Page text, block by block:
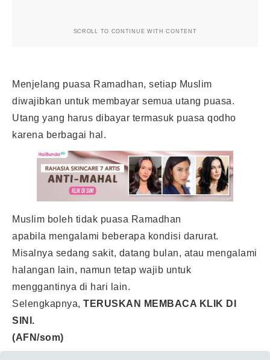
SCROLL TO CONTINUE WITH CONTENT
Menjelang puasa Ramadhan, setiap Muslim
diwajibkan untuk membayar semua utang puasa.
Utang yang harus dibayar termasuk puasa qodho
karena berbagai hal.
Muslim boleh tidak puasa Ramadhan
apabila mengalami beberapa kondisi darurat.
Misalnya sedang sakit, datang bulan, atau mengalami
halangan lain, namun tetap wajib untuk
menggantinya di hari lain.
Selengkapnya, TERUSKAN MEMBACA KLIK DI
SINI.
(AFN/som)